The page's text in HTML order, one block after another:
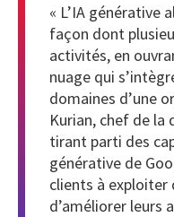
« L’IA générative
façon dont
activités, en
nuage qui
domaines d’une
Kurian, chef de la
tirant parti des
générative de
clients à exploiter
d’améliorer leurs